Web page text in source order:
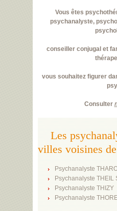
Vous êtes
psychanalyste,
conseiller conjugal et
vous souhaitez figurer
Consulter
Les
villes voisines
Psychanalyste
Psychanalyste THEIL
Psychanalyste THIZY
Psychanalyste